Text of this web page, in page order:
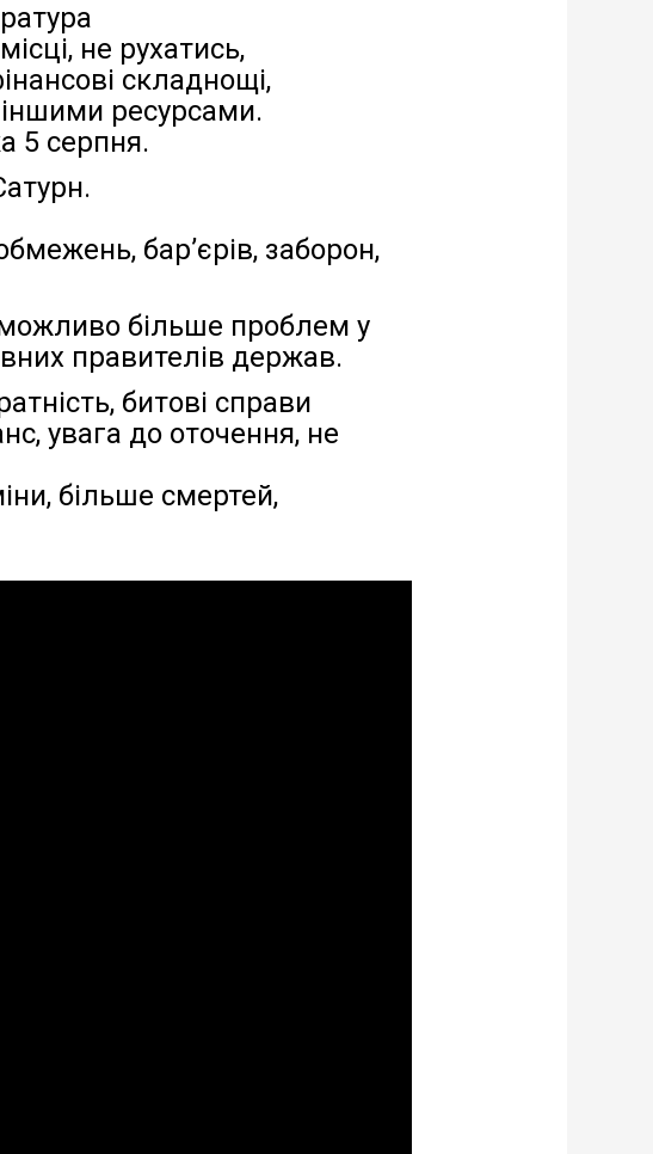
не рухатись,
складнощі,
ресурсами.
5 серпня.
бар’єрів, заборон,
більше проблем у
правителів держав.
битові справи
увага до оточення, не
більше смертей,